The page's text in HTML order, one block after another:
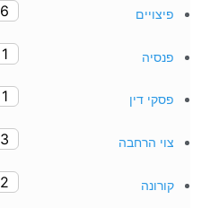
פיצויים 6
פנסיה 1
פסקי דין 1
צוי הרחבה 3
קורונה 2